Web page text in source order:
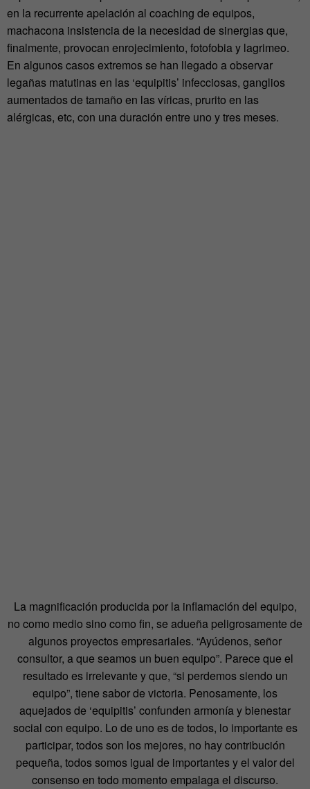
en la recurrente apelación al coaching de equipos,
machacona insistencia de la necesidad de sinergias que,
finalmente, provocan enrojecimiento, fotofobia y lagrimeo.
En algunos casos extremos se han llegado a observar
legañas matutinas en las ‘equipitis’ infecciosas, ganglios
aumentados de tamaño en las víricas, prurito en las
alérgicas, etc, con una duración entre uno y tres meses.
La magnificación producida por la inflamación del equipo,
no como medio sino como fin, se adueña peligrosamente de
algunos proyectos empresariales. “Ayúdenos, señor
consultor, a que seamos un buen equipo”. Parece que el
resultado es irrelevante y que, “si perdemos siendo un
equipo”, tiene sabor de victoria. Penosamente, los
aquejados de ‘equipitis’ confunden armonía y bienestar
social con equipo. Lo de uno es de todos, lo importante es
participar, todos son los mejores, no hay contribución
pequeña, todos somos igual de importantes y el valor del
consenso en todo momento empalaga el discurso.